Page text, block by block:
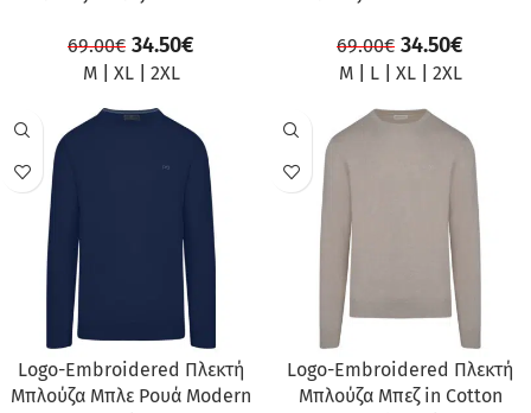
69.00€ 34.50€
M| XL| 2XL
69.00€ 34.50€
M| L| XL| 2XL
ΠΡΟΣΦΟΡΆ
Logo-Embroidered Πλεκτή
Μπλούζα Μπλε Ρουά Modern
ΠΡΟΣΦΟΡΆ
Logo-Embroidered Πλεκτή
Μπλούζα Μπεζ in Cotton